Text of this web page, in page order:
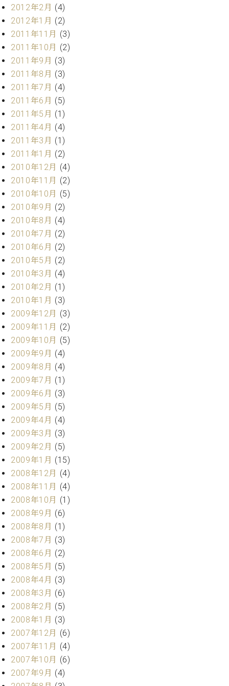
2012年2月 (4)
2012年1月 (2)
2011年11月 (3)
2011年10月 (2)
2011年9月 (3)
2011年8月 (3)
2011年7月 (4)
2011年6月 (5)
2011年5月 (1)
2011年4月 (4)
2011年3月 (1)
2011年1月 (2)
2010年12月 (4)
2010年11月 (2)
2010年10月 (5)
2010年9月 (2)
2010年8月 (4)
2010年7月 (2)
2010年6月 (2)
2010年5月 (2)
2010年3月 (4)
2010年2月 (1)
2010年1月 (3)
2009年12月 (3)
2009年11月 (2)
2009年10月 (5)
2009年9月 (4)
2009年8月 (4)
2009年7月 (1)
2009年6月 (3)
2009年5月 (5)
2009年4月 (4)
2009年3月 (3)
2009年2月 (5)
2009年1月 (15)
2008年12月 (4)
2008年11月 (4)
2008年10月 (1)
2008年9月 (6)
2008年8月 (1)
2008年7月 (3)
2008年6月 (2)
2008年5月 (5)
2008年4月 (3)
2008年3月 (6)
2008年2月 (5)
2008年1月 (3)
2007年12月 (6)
2007年11月 (4)
2007年10月 (6)
2007年9月 (4)